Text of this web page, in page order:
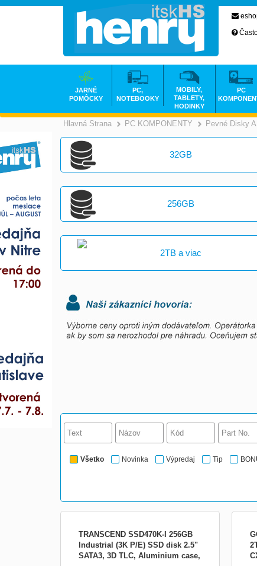
Hlavná Strana >
PC KOMPONENTY Pevné Disky
32GB
256GB
2TB a viac
Všetko Novinka Výpredaj Tip
TRANSCEND SSD470K-I 256GB
Industrial (3K P/E) SSD disk 2.5"
SATA3, 3D TLC, Aluminium case,
JARNÉ
POMÔCKY
PC,
NOTEBOOKY
MOBILY,
TABLETY,
HODINKY
PC